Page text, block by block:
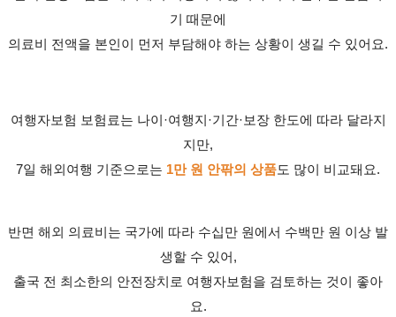
기 때문에
의료비 전액을 본인이 먼저 부담해야 하는 상황이 생길 수 있어요.
여행자보험 보험료는 나이·여행지·기간·보장 한도에 따라 달라지
지만,
7일 해외여행 기준으로는 1만 원 안팎의 상품도 많이 비교돼요.
반면 해외 의료비는 국가에 따라 수십만 원에서 수백만 원 이상 발
생할 수 있어,
출국 전 최소한의 안전장치로 여행자보험을 검토하는 것이 좋아
요.